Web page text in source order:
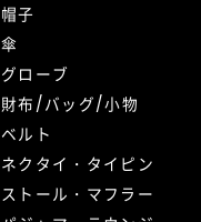
帽子
傘
グローブ
財布/バッグ/小物
ベルト
ネクタイ・タイピン
ストール・マフラー